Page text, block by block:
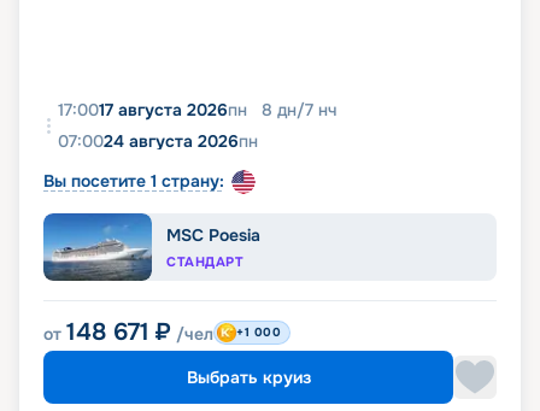
17:0017 августа 2026пн 8 дн/7 нч
07:0024 августа 2026пн
Вы посетите 1 страну:
MSC Poesia
СТАНДАРТ
от 148 671 ₽ /чел +1 000
Выбрать круиз